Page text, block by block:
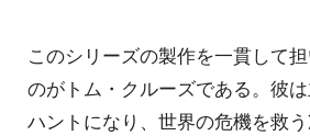
このシリーズの製作を一貫して
のがトム・クルーズである。彼
ハントになり、世界の危機を救